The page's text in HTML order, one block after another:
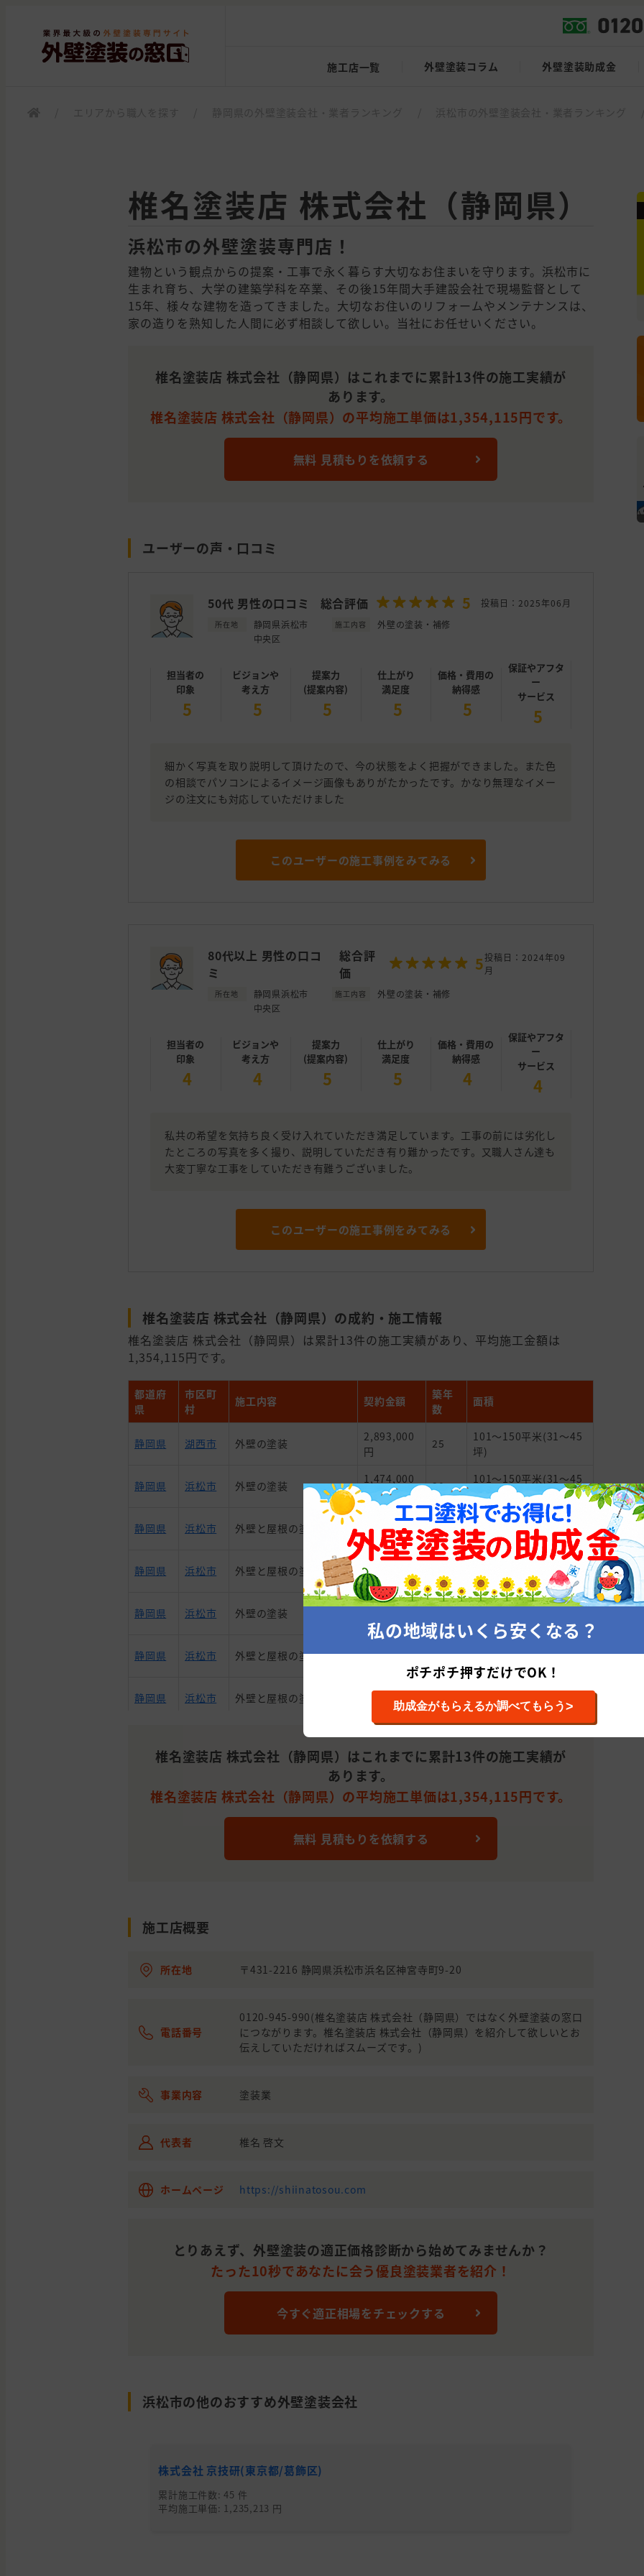
施工店一覧 外壁塗装コラム 外壁塗装助成金
椎名塗装店 株式会社（静岡県）
浜松市の外壁塗装専門店！
建物という観点からの提案・工事で永く暮らす大切なお住まいを守ります。浜松市に
生まれ育ち、大学の建築学科を卒業、その後15年間大手建設会社で現場監督として
15年、様々な建物を造ってきました。大切なお住いのリフォームやメンテナンスは、
家の造りを熟知した人間に必ず相談して欲しい。当社にお任せいください。
椎名塗装店 株式会社（静岡県）はこれまでに累計13件の施工実績が
あります。
椎名塗装店 株式会社（静岡県）の平均施工単価は1,354,115円です。
無料 見積もりを依頼する
ユーザーの声・口コミ
50代 男性の口コミ 総合評価 5 投稿日：2025年06月
所在地
静岡県浜松市
中央区
施工内容 外壁の塗装・補修
担当者の
印象
5
ビジョンや
考え方
5
提案力
(提案内容)
5
仕上がり
満足度
5
価格・費用の
納得感
5
保証やアフタ
ー
サービス
5
細かく写真を取り説明して頂けたので、今の状態をよく把握ができました。また色
の相談でパソコンによるイメージ画像もありがたかったです。かなり無理なイメー
ジの注文にも対応していただけました
このユーザーの施工事例をみてみる
80代以上 男性の口コ
ミ
総合評
価
5投稿日：2024年09
月
所在地
静岡県浜松市
中央区
施工内容 外壁の塗装・補修
担当者の
印象
4
ビジョンや
考え方
4
提案力
(提案内容)
5
仕上がり
満足度
5
価格・費用の
納得感
4
保証やアフタ
ー
サービス
4
私共の希望を気持ち良く受け入れていただき満足しています。工事の前には劣化し
たところの写真を多く撮り、説明していただき有り難かったです。又職人さん達も
大変丁寧な工事をしていただき有難うございました。
このユーザーの施工事例をみてみる
椎名塗装店 株式会社（静岡県）の成約・施工情報
椎名塗装店 株式会社（静岡県）は累計13件の施工実績があり、平均施工金額は
1,354,115円です。
都道府
県
市区町
村
施工内容 契約金額
築年
数
面積
静岡県 湖西市 外壁の塗装
2,893,000
円
25
101～150平米(31～45
坪)
静岡県 浜松市 外壁の塗装
1,474,000
円
30
101～150平米(31～45
坪)
静岡県 浜松市 外壁と屋根の塗装
2,066,000
円
20
51～100平米(15～30
坪)
静岡県 浜松市 外壁と屋根の塗装
1,265,000
円
静岡県 浜松市 外壁の塗装
1,254,000
円
101～150平米(31～45
坪)
静岡県 浜松市 外壁と屋根の塗装 30
坪)
静岡県 浜松市 外壁と屋根の塗装
1,732,500
20
51～100平米(15～30
坪)
わからないので相談し
たい
22,000円 16
坪)
440,000円
坪)
1,287,000
円
101～150平米(31～45
坪)
101～150平米(31～45
椎名塗装店 株式会社（静岡県）はこれまでに累計13件の施工実績が
あります。
椎名塗装店 株式会社（静岡県）の平均施工単価は1,354,115円です。
無料 見積もりを依頼する
施工店概要
所在地 〒431-2216 静岡県浜松市浜名区神宮寺町9-20
電話番号
0120-945-990(椎名塗装店 株式会社（静岡県）ではなく外壁塗装の窓口
につながります。椎名塗装店 株式会社（静岡県）を紹介して欲しいとお
伝えしていただければスムーズです。)
事業内容 塗装業
代表者 椎名 啓文
ホームページ https://shiinatosou.com
とりあえず、外壁塗装の適正価格診断から始めてみませんか？
たった10秒であなたに会う優良塗装業者を紹介！
今すぐ適正相場をチェックする
浜松市の他のおすすめ外壁塗装会社
株式会社 京技研(東京都/葛飾区)
累計施工件数: 45 件
平均施工単価: 1,235,213 円
私の地域はいくら安くなる？
ポチポチ押すだけでOK！
助成金がもらえるか調べてもらう>